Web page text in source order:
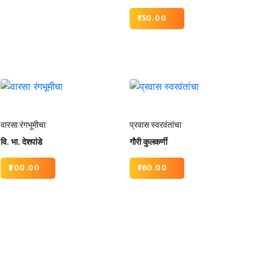
150.00
वारसा रंगभूमीचा
वि. भा. देशपांडे
200.00
प्रवास स्वरवंतांचा
गौरी कुलकर्णी
160.00